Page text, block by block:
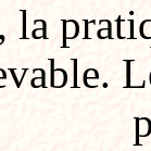
la